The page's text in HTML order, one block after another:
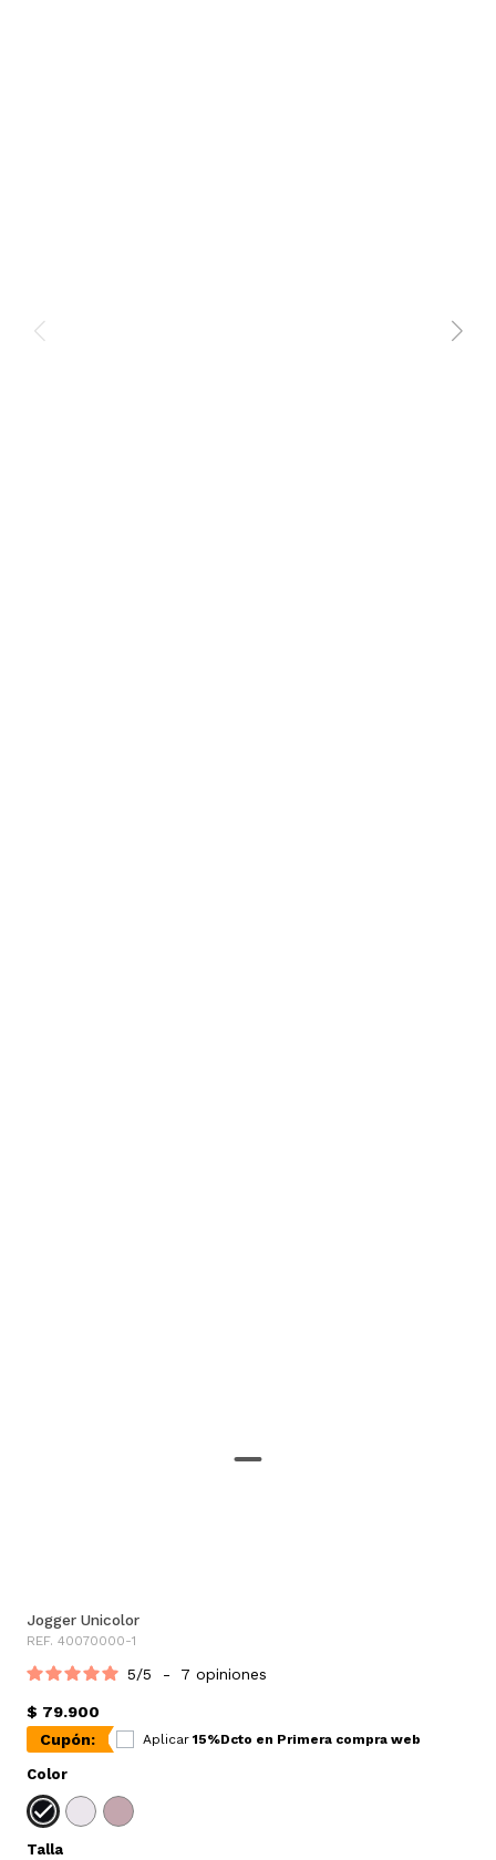
Jogger Unicolor
REF. 40070000-1
5/5 - 7 opiniones
$ 79.900
Cupón:
Aplicar 15%Dcto en Primera compra web
Color
Talla